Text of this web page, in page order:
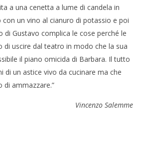
a una cenetta a lume di candela in
un vino al cianuro di potassio e poi
di Gustavo complica le cose perché le
di uscire dal teatro in modo che la sua
il piano omicida di Barbara. Il tutto
di un astice vivo da cucinare ma che
di ammazzare.”
Vincenzo Salemme